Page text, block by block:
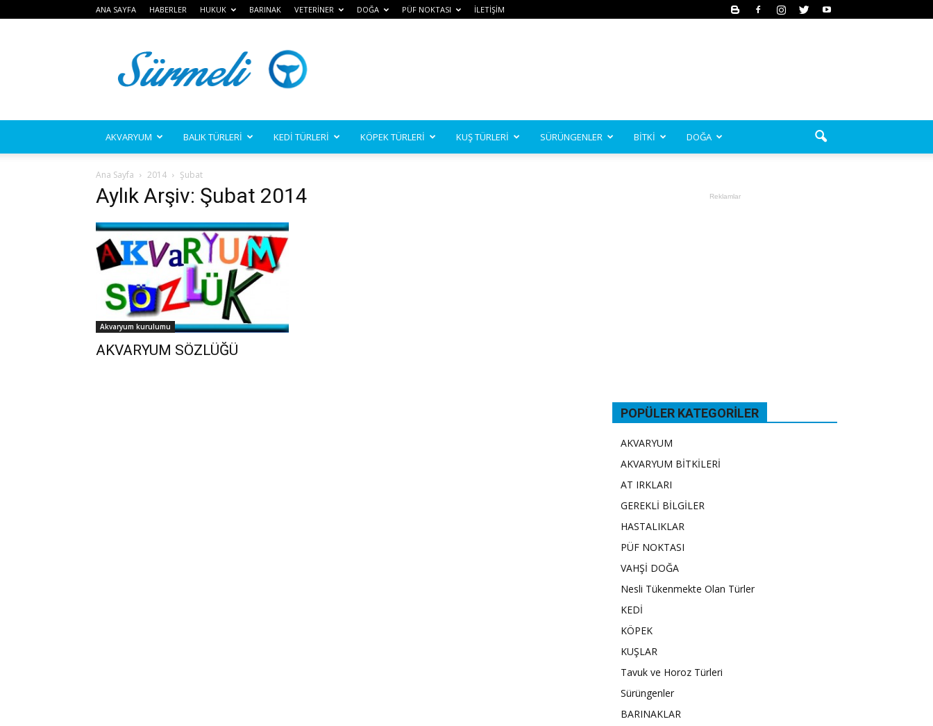
ANA SAYFA HABERLER HUKUK BARINAK VETERİNER DOĞA PÜF NOKTASI İLETİŞİM
AKVARYUM BALIK TÜRLERİ KEDİ TÜRLERİ KÖPEK TÜRLERİ KUŞ TÜRLERİ SÜRÜNGENLER BİTKİ DOĞA
Ana Sayfa 2014 Şubat
Aylık Arşiv: Şubat 2014
Akvaryum kurulumu
AKVARYUM SÖZLÜĞÜ
Reklamlar
POPÜLER KATEGORILER
AKVARYUM
AKVARYUM BİTKİLERİ
AT IRKLARI
GEREKLİ BİLGİLER
HASTALIKLAR
PÜF NOKTASI
VAHŞİ DOĞA
Nesli Tükenmekte Olan Türler
KEDİ
KÖPEK
KUŞLAR
Tavuk ve Horoz Türleri
Sürüngenler
BARINAKLAR